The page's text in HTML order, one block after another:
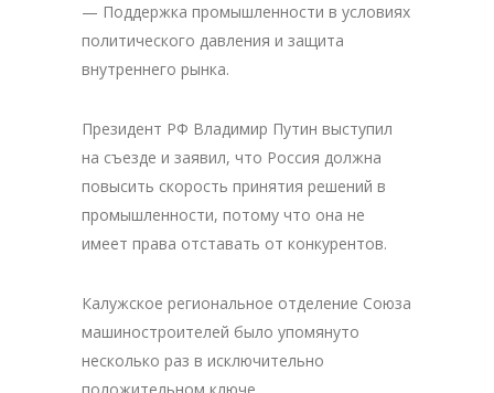
— Поддержка промышленности в условиях
политического давления и защита
внутреннего рынка.
Президент РФ Владимир Путин выступил
на съезде и заявил, что Россия должна
повысить скорость принятия решений в
промышленности, потому что она не
имеет права отставать от конкурентов.
Калужское региональное отделение Союза
машиностроителей было упомянуто
несколько раз в исключительно